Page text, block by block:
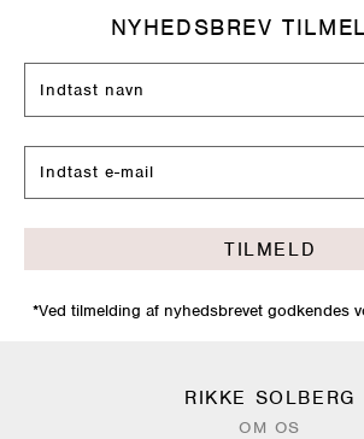
NYHEDSBREV
TILMELD
*Ved tilmelding af nyhedsbrevet godkendes
RIKKE SOLBERG
OM OS